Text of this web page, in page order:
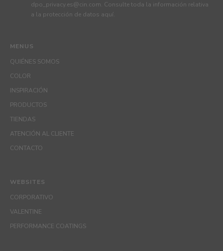
MENUS
QUIÉNES SOMOS
COLOR
INSPIRACIÓN
PRODUCTOS
TIENDAS
ATENCIÓN AL CLIENTE
CONTACTO
dpo_privacy.es@cin.com. Consulte toda la información relativa
a la protección de datos aquí.
WEBSITES
CORPORATIVO
VALENTINE
PERFORMANCE COATINGS